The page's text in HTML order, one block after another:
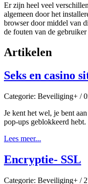
Er zijn heel veel
algemeen door het
browser door middel van
de fouten van de
Artikelen
Seks en casino
Categorie: Beveiliging+ /
Je kent het wel, je bent
pop-ups geblokkeerd
Lees meer...
Encryptie- SSL
Categorie: Beveiliging+ /